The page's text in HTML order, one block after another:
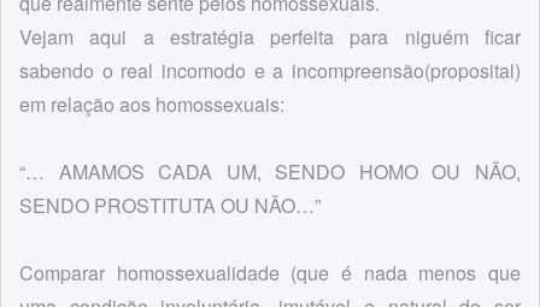
Vejam aqui a estratégia perfeita para niguém ficar
sabendo o real incomodo e a incompreensão(proposital)
em relação aos homossexuais:
“… AMAMOS CADA UM, SENDO HOMO OU NÃO,
SENDO PROSTITUTA OU NÃO…”
Comparar homossexualidade (que é nada menos que